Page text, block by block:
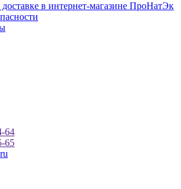
в интернет-магазине ПроНатЭк
64
65